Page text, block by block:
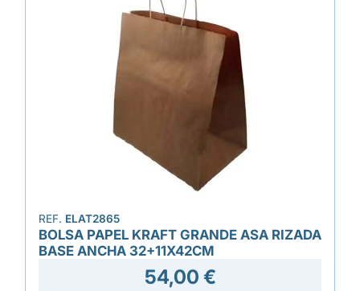
REF. ELAT2865
BOLSA PAPEL KRAFT GRANDE ASA RIZADA
BASE ANCHA 32+11X42CM
54,00 €